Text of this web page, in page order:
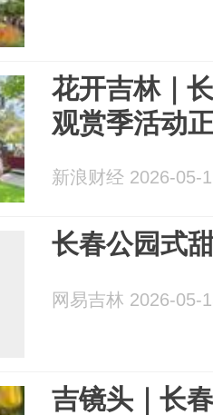
花开吉林｜
观赏季活动
新浪财经 2026-05-
长春公园式
网易吉林 2026-05-
吉镜头｜长